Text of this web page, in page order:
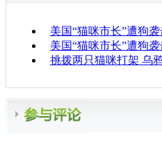
美国“猫咪市长”遭狗
美国“猫咪市长”遭狗
挑拨两只猫咪打架 乌